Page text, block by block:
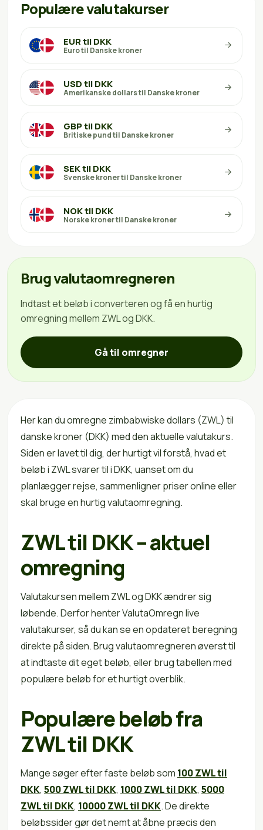
Populære valutakurser
EUR til DKK
Euro til Danske kroner
USD til DKK
Amerikanske dollars til Danske kroner
GBP til DKK
Britiske pund til Danske kroner
SEK til DKK
Svenske kroner til Danske kroner
NOK til DKK
Norske kroner til Danske kroner
Brug valutaomregneren
Indtast et beløb i converteren og få en hurtig
omregning mellem ZWL og DKK.
Gå til omregner
Her kan du omregne zimbabwiske dollars (ZWL) til
danske kroner (DKK) med den aktuelle valutakurs.
Siden er lavet til dig, der hurtigt vil forstå, hvad et
beløb i ZWL svarer til i DKK, uanset om du
planlægger rejse, sammenligner priser online eller
skal bruge en hurtig valutaomregning.
ZWL til DKK – aktuel
omregning
Valutakursen mellem ZWL og DKK ændrer sig
løbende. Derfor henter ValutaOmregn live
valutakurser, så du kan se en opdateret beregning
direkte på siden. Brug valutaomregneren øverst til
at indtaste dit eget beløb, eller brug tabellen med
populære beløb for et hurtigt overblik.
Populære beløb fra
ZWL til DKK
Mange søger efter faste beløb som 100 ZWL til
DKK, 500 ZWL til DKK, 1000 ZWL til DKK, 5000
ZWL til DKK, 10000 ZWL til DKK. De direkte
beløbssider gør det nemt at åbne præcis den